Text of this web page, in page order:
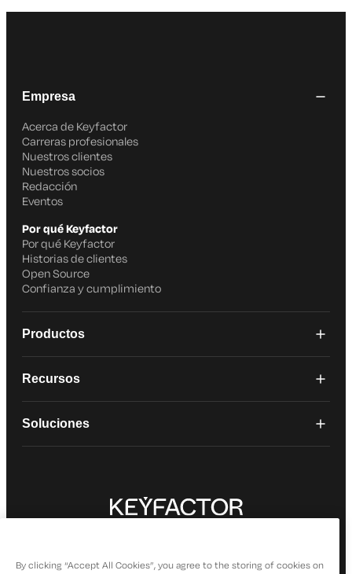
Empresa
Acerca de Keyfactor
Carreras profesionales
Nuestros clientes
Nuestros socios
Redacción
Eventos
Por qué Keyfactor
Por qué Keyfactor
Historias de clientes
Open Source
Confianza y cumplimiento
Productos
Recursos
Soluciones
© 2026 Keyfactor. Todos los derechos reservados.
By clicking “Accept All Cookies”, you agree to the storing of cookies on